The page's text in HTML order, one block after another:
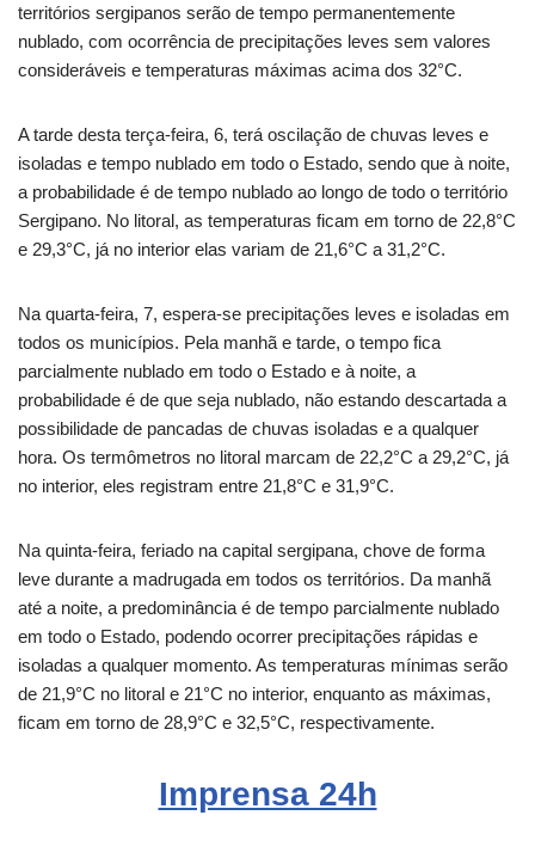
territórios sergipanos serão de tempo permanentemente
nublado, com ocorrência de precipitações leves sem valores
consideráveis e temperaturas máximas acima dos 32°C.
A tarde desta terça-feira, 6, terá oscilação de chuvas leves e
isoladas e tempo nublado em todo o Estado, sendo que à noite,
a probabilidade é de tempo nublado ao longo de todo o território
Sergipano. No litoral, as temperaturas ficam em torno de 22,8°C
e 29,3°C, já no interior elas variam de 21,6°C a 31,2°C.
Na quarta-feira, 7, espera-se precipitações leves e isoladas em
todos os municípios. Pela manhã e tarde, o tempo fica
parcialmente nublado em todo o Estado e à noite, a
probabilidade é de que seja nublado, não estando descartada a
possibilidade de pancadas de chuvas isoladas e a qualquer
hora. Os termômetros no litoral marcam de 22,2°C a 29,2°C, já
no interior, eles registram entre 21,8°C e 31,9°C.
Na quinta-feira, feriado na capital sergipana, chove de forma
leve durante a madrugada em todos os territórios. Da manhã
até a noite, a predominância é de tempo parcialmente nublado
em todo o Estado, podendo ocorrer precipitações rápidas e
isoladas a qualquer momento. As temperaturas mínimas serão
de 21,9°C no litoral e 21°C no interior, enquanto as máximas,
ficam em torno de 28,9°C e 32,5°C, respectivamente.
Imprensa 24h